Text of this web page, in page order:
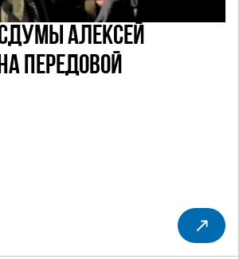
АЛЕКСЕЙ
ПЕРЕДОВОЙ